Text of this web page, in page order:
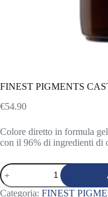
FINEST PIGMENTS
€54.90
Colore diretto in formula
con il 96% di ingredienti di
FINEST
PIGMENTS
CASTANO
Categoria: FINEST